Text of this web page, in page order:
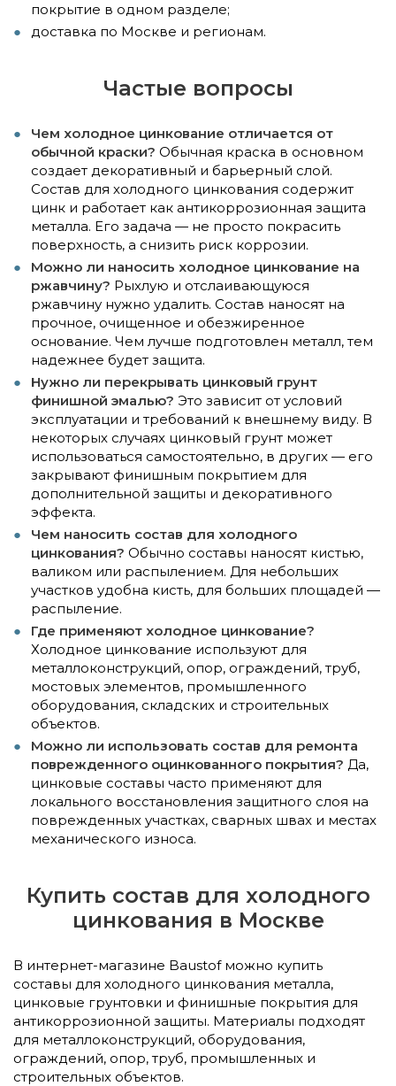
покрытие в одном разделе;
доставка по Москве и регионам.
Частые вопросы
Чем холодное цинкование отличается от
обычной краски? Обычная краска в основном
создает декоративный и барьерный слой.
Состав для холодного цинкования содержит
цинк и работает как антикоррозионная защита
металла. Его задача — не просто покрасить
поверхность, а снизить риск коррозии.
Можно ли наносить холодное цинкование на
ржавчину? Рыхлую и отслаивающуюся
ржавчину нужно удалить. Состав наносят на
прочное, очищенное и обезжиренное
основание. Чем лучше подготовлен металл, тем
надежнее будет защита.
Нужно ли перекрывать цинковый грунт
финишной эмалью? Это зависит от условий
эксплуатации и требований к внешнему виду. В
некоторых случаях цинковый грунт может
использоваться самостоятельно, в других — его
закрывают финишным покрытием для
дополнительной защиты и декоративного
эффекта.
Чем наносить состав для холодного
цинкования? Обычно составы наносят кистью,
валиком или распылением. Для небольших
участков удобна кисть, для больших площадей —
распыление.
Где применяют холодное цинкование?
Холодное цинкование используют для
металлоконструкций, опор, ограждений, труб,
мостовых элементов, промышленного
оборудования, складских и строительных
объектов.
Можно ли использовать состав для ремонта
поврежденного оцинкованного покрытия? Да,
цинковые составы часто применяют для
локального восстановления защитного слоя на
поврежденных участках, сварных швах и местах
механического износа.
Купить состав для холодного
цинкования в Москве
В интернет-магазине Baustof можно купить
составы для холодного цинкования металла,
цинковые грунтовки и финишные покрытия для
антикоррозионной защиты. Материалы подходят
для металлоконструкций, оборудования,
ограждений, опор, труб, промышленных и
строительных объектов.